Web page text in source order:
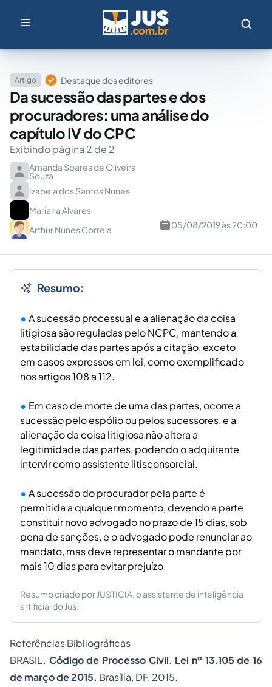
Artigo Destaque dos editores
Da sucessão das partes e dos
procuradores: uma análise do
capítulo IV do CPC
Exibindo página 2 de 2
Amanda Soares de Oliveira
Souza
Izabela dos Santos Nunes
Mariana Alvares
Arthur Nunes Correia
05/08/2019 às 20:00
Resumo:
A sucessão processual e a alienação da coisa
litigiosa são reguladas pelo NCPC, mantendo a
estabilidade das partes após a citação, exceto
em casos expressos em lei, como exemplificado
nos artigos 108 a 112.
Em caso de morte de uma das partes, ocorre a
sucessão pelo espólio ou pelos sucessores, e a
alienação da coisa litigiosa não altera a
legitimidade das partes, podendo o adquirente
intervir como assistente litisconsorcial.
A sucessão do procurador pela parte é
permitida a qualquer momento, devendo a parte
constituir novo advogado no prazo de 15 dias, sob
pena de sanções, e o advogado pode renunciar ao
mandato, mas deve representar o mandante por
mais 10 dias para evitar prejuízo.
Resumo criado por JUSTICIA, o assistente de inteligência
artificial do Jus.
Referências Bibliográficas
BRASIL. Código de Processo Civil. Lei nº 13.105 de 16
de março de 2015. Brasília, DF, 2015.